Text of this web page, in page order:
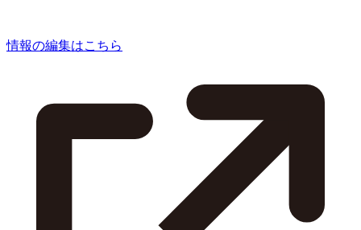
情報の編集はこちら